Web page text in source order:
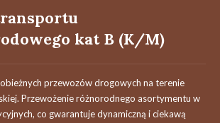
kat B (K/M)
przewozów drogowych na terenie
Przewożenie różnorodnego asortymentu w
co gwarantuje dynamiczną i ciekawą